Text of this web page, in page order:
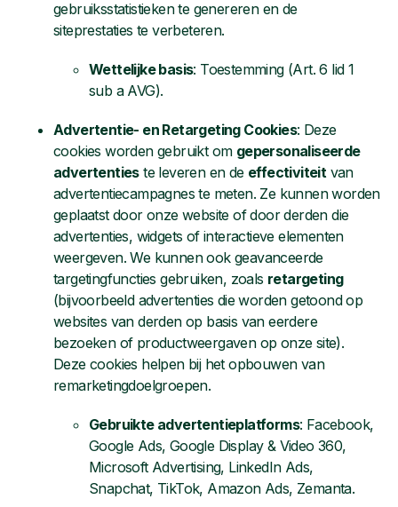
gebruiksstatistieken te genereren en de
siteprestaties te verbeteren.
Wettelijke basis: Toestemming (Art. 6 lid 1
sub a AVG).
Advertentie- en Retargeting Cookies: Deze
cookies worden gebruikt om gepersonaliseerde
advertentieste leveren en de effectiviteitvan
advertentiecampagnes te meten. Ze kunnen worden
geplaatst door onze website of door derden die
advertenties, widgets of interactieve elementen
weergeven. We kunnen ook geavanceerde
targetingfuncties gebruiken, zoals retargeting
(bijvoorbeeld advertenties die worden getoond op
websites van derden op basis van eerdere
bezoeken of productweergaven op onze site).
Deze cookies helpen bij het opbouwen van
remarketingdoelgroepen.
Gebruikte advertentieplatforms: Facebook,
Google Ads, Google Display & Video 360,
Microsoft Advertising, LinkedIn Ads,
Snapchat, TikTok, Amazon Ads, Zemanta.